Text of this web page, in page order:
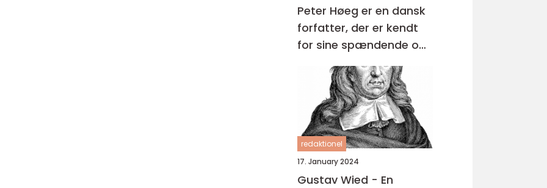
Peter Høeg er en dansk
forfatter, der er kendt
for sine spændende og
komplekse romaner
redaktionel
17. January 2024
Gustav Wied - En